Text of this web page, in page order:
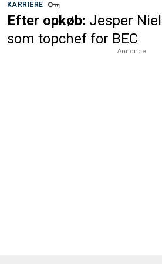
KARRIERE
Efter opkøb: Jesper
som topchef for BEC
Annonce